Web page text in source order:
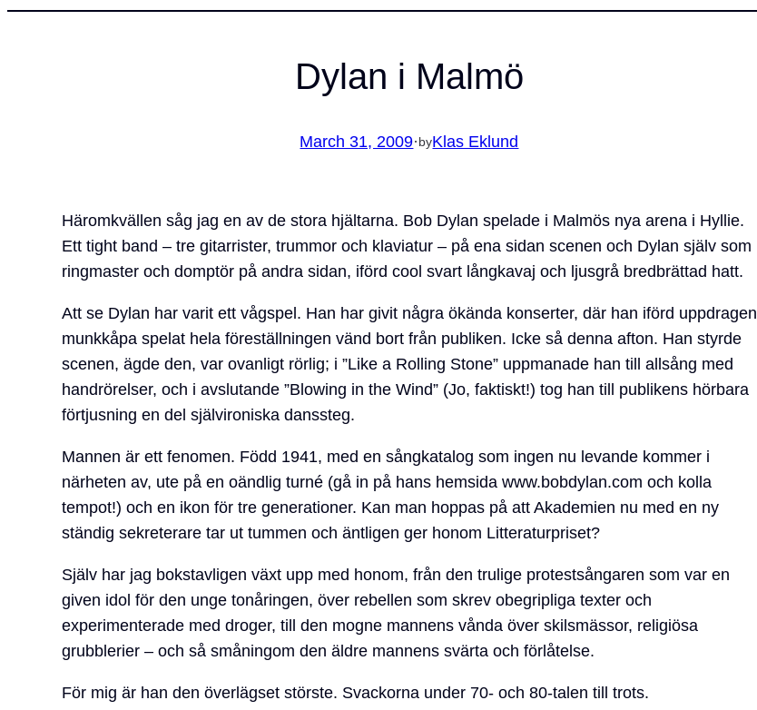
Dylan i Malmö
March 31, 2009·byKlas Eklund
Häromkvällen såg jag en av de stora hjältarna. Bob Dylan spelade i Malmös nya arena i Hyllie.
Ett tight band – tre gitarrister, trummor och klaviatur – på ena sidan scenen och Dylan själv som
ringmaster och domptör på andra sidan, iförd cool svart långkavaj och ljusgrå bredbrättad hatt.
Att se Dylan har varit ett vågspel. Han har givit några ökända konserter, där han iförd uppdragen
munkkåpa spelat hela föreställningen vänd bort från publiken. Icke så denna afton. Han styrde
scenen, ägde den, var ovanligt rörlig; i ”Like a Rolling Stone” uppmanade han till allsång med
handrörelser, och i avslutande ”Blowing in the Wind” (Jo, faktiskt!) tog han till publikens hörbara
förtjusning en del självironiska danssteg.
Mannen är ett fenomen. Född 1941, med en sångkatalog som ingen nu levande kommer i
närheten av, ute på en oändlig turné (gå in på hans hemsida www.bobdylan.com och kolla
tempot!) och en ikon för tre generationer. Kan man hoppas på att Akademien nu med en ny
ständig sekreterare tar ut tummen och äntligen ger honom Litteraturpriset?
Själv har jag bokstavligen växt upp med honom, från den trulige protestsångaren som var en
given idol för den unge tonåringen, över rebellen som skrev obegripliga texter och
experimenterade med droger, till den mogne mannens vånda över skilsmässor, religiösa
grubblerier – och så småningom den äldre mannens svärta och förlåtelse.
För mig är han den överlägset störste. Svackorna under 70- och 80-talen till trots.